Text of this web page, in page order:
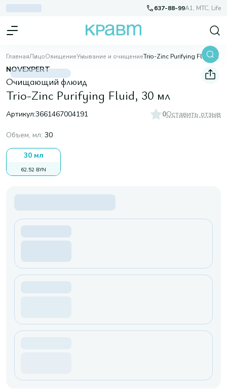
637-88-99A1, МТС, Life
ГлавнаяЛицоОчищениеУмывание и очищение Trio-Zinc Purifying Fluid, 30 мл
NOVEXPERT
Очищающий флюид
Trio-Zinc Purifying Fluid, 30 мл
Артикул:3661467004191 0Оставить отзыв
Объем, мл: 30
30 мл
62,52 BYN